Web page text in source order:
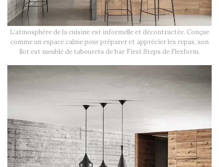
L’atmosphère de la cuisine est informelle et décontractée. Conçue
comme un espace calme pour préparer et apprécier les repas, son
îlot est meublé de tabourets de bar First Steps de Flexform.